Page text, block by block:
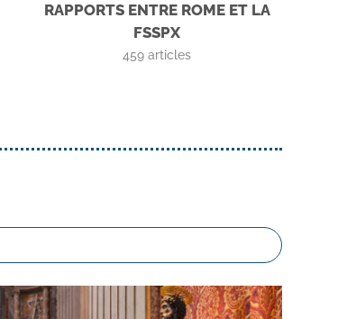
RAPPORTS ENTRE ROME ET LA
FSSPX
459 articles